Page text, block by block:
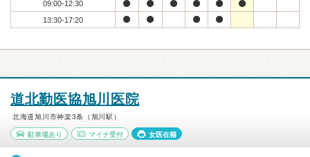
09:00-12:30
13:30-17:20
道北勤医協旭川医院
北海道旭川市神楽3条（旭川駅）
駐車場あり マイナ受付 女医在籍